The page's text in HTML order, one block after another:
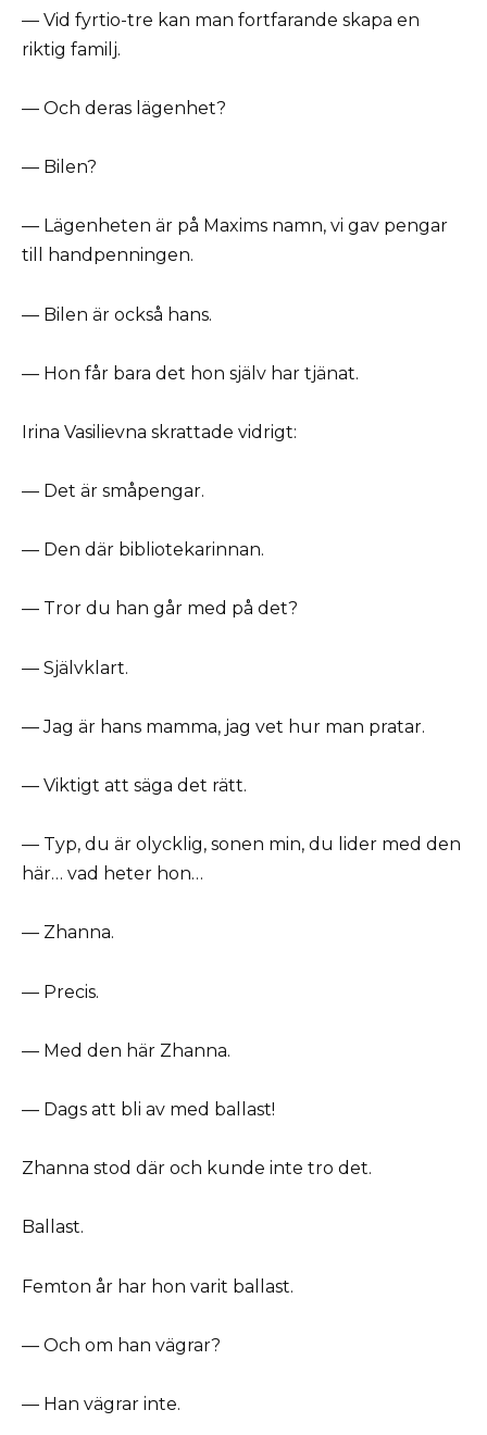
— Vid fyrtio-tre kan man fortfarande skapa en
riktig familj.
— Och deras lägenhet?
— Bilen?
— Lägenheten är på Maxims namn, vi gav pengar
till handpenningen.
— Bilen är också hans.
— Hon får bara det hon själv har tjänat.
Irina Vasilievna skrattade vidrigt:
— Det är småpengar.
— Den där bibliotekarinnan.
— Tror du han går med på det?
— Självklart.
— Jag är hans mamma, jag vet hur man pratar.
— Viktigt att säga det rätt.
— Typ, du är olycklig, sonen min, du lider med den
här… vad heter hon…
— Zhanna.
— Precis.
— Med den här Zhanna.
— Dags att bli av med ballast!
Zhanna stod där och kunde inte tro det.
Ballast.
Femton år har hon varit ballast.
— Och om han vägrar?
— Han vägrar inte.